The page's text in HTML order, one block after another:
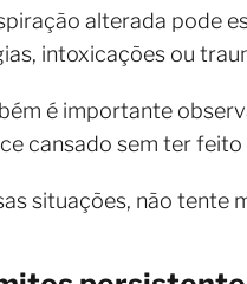
alterada pode
intoxicações ou
é importante
cansado sem ter
situações, não tente